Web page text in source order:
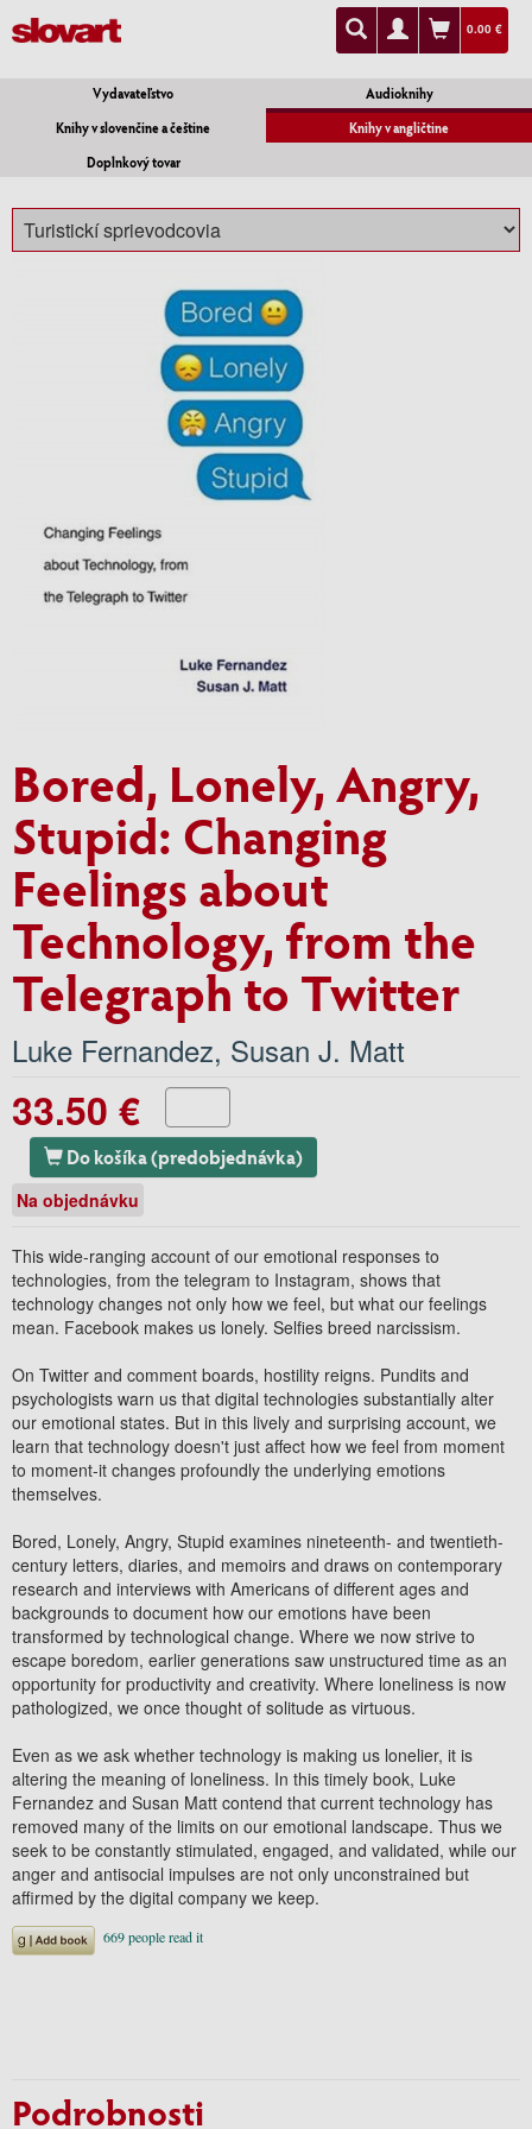
0.00 €
Vydavateľstvo
Audioknihy
Knihy v slovenčine a češtine
Knihy v angličtine
Doplnkový tovar
Bored, Lonely, Angry,
Stupid: Changing
Feelings about
Technology, from the
Telegraph to Twitter
Luke Fernandez, Susan J. Matt
33.50 €
Do košíka (predobjednávka)
Na objednávku
This wide-ranging account of our emotional responses to
technologies, from the telegram to Instagram, shows that
technology changes not only how we feel, but what our feelings
mean. Facebook makes us lonely. Selfies breed narcissism.
On Twitter and comment boards, hostility reigns. Pundits and
psychologists warn us that digital technologies substantially alter
our emotional states. But in this lively and surprising account, we
learn that technology doesn't just affect how we feel from moment
to moment-it changes profoundly the underlying emotions
themselves.
Bored, Lonely, Angry, Stupid examines nineteenth- and twentieth-
century letters, diaries, and memoirs and draws on contemporary
research and interviews with Americans of different ages and
backgrounds to document how our emotions have been
transformed by technological change. Where we now strive to
escape boredom, earlier generations saw unstructured time as an
opportunity for productivity and creativity. Where loneliness is now
pathologized, we once thought of solitude as virtuous.
Even as we ask whether technology is making us lonelier, it is
altering the meaning of loneliness. In this timely book, Luke
Fernandez and Susan Matt contend that current technology has
removed many of the limits on our emotional landscape. Thus we
seek to be constantly stimulated, engaged, and validated, while our
anger and antisocial impulses are not only unconstrained but
affirmed by the digital company we keep.
Podrobnosti